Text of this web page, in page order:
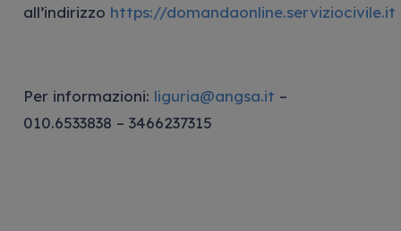
all’indirizzo https://domandaonline.serviziocivile.it
Per informazioni: liguria@angsa.it –
010.6533838 – 3466237315